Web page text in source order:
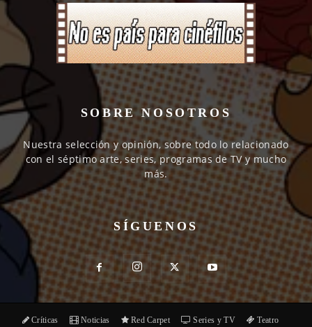
SOBRE NOSOTROS
Nuestra selección y opinión, sobre todo lo relacionado
con el séptimo arte, series, programas de TV y mucho
más.
SÍGUENOS
Críticas Noticias Red Carpet Series y TV Teatro